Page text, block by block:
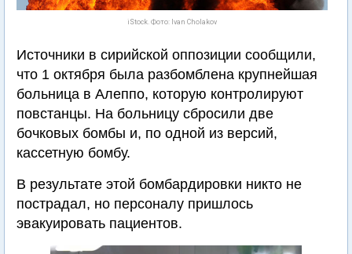
iStock. Фото: Ivan Cholakov
Источники в сирийской оппозиции сообщили,
что 1 октября была разбомблена крупнейшая
больница в Алеппо, которую контролируют
повстанцы. На больницу сбросили две
бочковых бомбы и, по одной из версий,
кассетную бомбу.
В результате этой бомбардировки никто не
пострадал, но персоналу пришлось
эвакуировать пациентов.